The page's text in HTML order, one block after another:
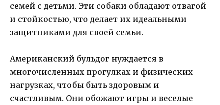
семей с детьми. Эти собаки обладают отвагой
и стойкостью, что делает их идеальными
защитниками для своей семьи.
Американский бульдог нуждается в
многочисленных прогулках и физических
нагрузках, чтобы быть здоровым и
счастливым. Они обожают игры и веселые